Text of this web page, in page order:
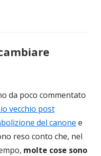
da poco commentato
vecchio post
del canone e
reso conto che, nel
molte cose sono